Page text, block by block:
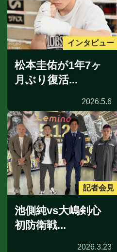
インタビュー
松本圭佑が1年7ヶ
月ぶり復活...
2026.5.6
記者会見
池側純vs大嶋剣心
初防衛戦...
2026.3.23